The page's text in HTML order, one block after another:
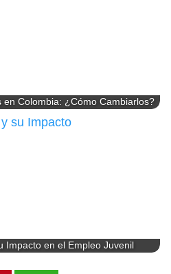
en Colombia: ¿Cómo Cambiarlos?
Impacto en el Empleo Juvenil